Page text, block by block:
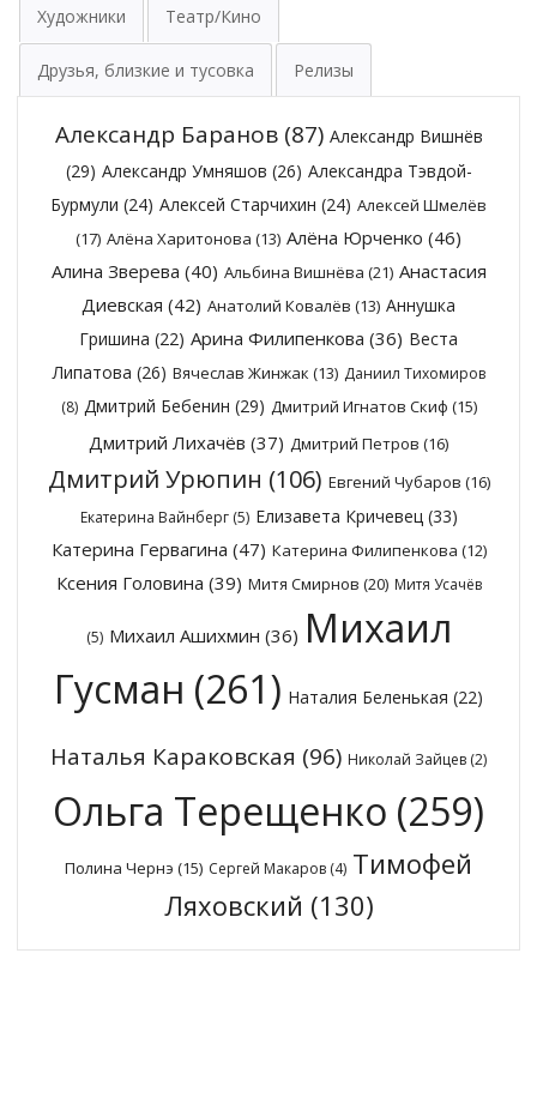
Художники Театр/Кино
Друзья, близкие и тусовка Релизы
Александр Баранов(87) Александр Вишнёв
(29) Александр Умняшов (26) Александра Тэвдой-
Бурмули (24) Алексей Старчихин (24) Алексей Шмелёв
(17) Алёна Харитонова (13) Алёна Юрченко (46)
Алина Зверева (40) Альбина Вишнёва (21) Анастасия
Диевская (42) Анатолий Ковалёв (13) Аннушка
Гришина (22) Арина Филипенкова (36) Веста
Липатова (26) Вячеслав Жинжак (13) Даниил Тихомиров
(8) Дмитрий Бебенин (29) Дмитрий Игнатов Скиф (15)
Дмитрий Лихачёв (37) Дмитрий Петров (16)
Дмитрий Урюпин (106) Евгений Чубаров (16)
Екатерина Вайнберг(5) Елизавета Кричевец(33)
Катерина Гервагина (47) Катерина Филипенкова (12)
Ксения Головина (39) Митя Смирнов (20) Митя Усачёв
(5) Михаил Ашихмин (36) Михаил
Гусман (261) Наталия Беленькая (22)
Наталья Караковская (96) Николай Зайцев (2)
Ольга Терещенко (259)
Полина Чернэ (15) Сергей Макаров (4) Тимофей
Ляховский (130)